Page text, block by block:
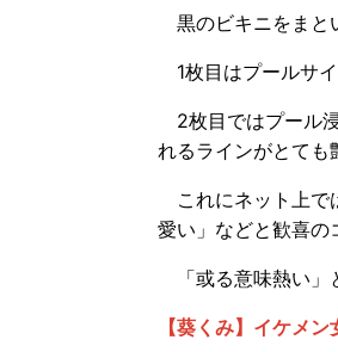
黒のビキニをまと
1枚目はプールサ
2枚目ではプール
れるラインがとても
これにネット上で
愛い」などと歓喜の
「或る意味熱い」
【葵くみ】イケメ